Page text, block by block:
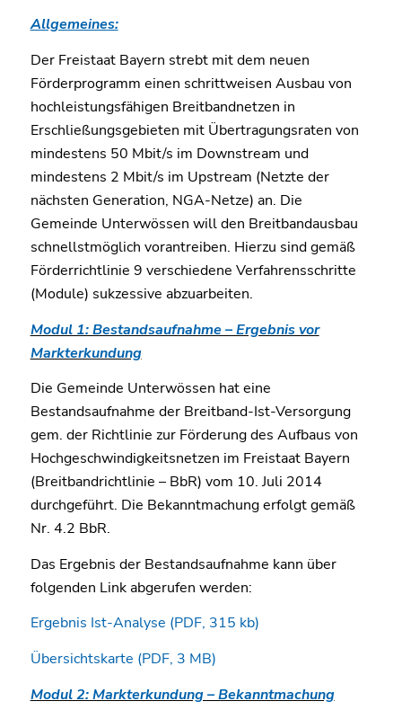
Allgemeines:
Der Freistaat Bayern strebt mit dem neuen
Förderprogramm einen schrittweisen Ausbau von
hochleistungsfähigen Breitbandnetzen in
Erschließungsgebieten mit Übertragungsraten von
mindestens 50 Mbit/s im Downstream und
mindestens 2 Mbit/s im Upstream (Netzte der
nächsten Generation, NGA-Netze) an. Die
Gemeinde Unterwössen will den Breitbandausbau
schnellstmöglich vorantreiben. Hierzu sind gemäß
Förderrichtlinie 9 verschiedene Verfahrensschritte
(Module) sukzessive abzuarbeiten.
Modul 1: Bestandsaufnahme – Ergebnis vor
Markterkundung
Die Gemeinde Unterwössen hat eine
Bestandsaufnahme der Breitband-Ist-Versorgung
gem. der Richtlinie zur Förderung des Aufbaus von
Hochgeschwindigkeitsnetzen im Freistaat Bayern
(Breitbandrichtlinie – BbR) vom 10. Juli 2014
durchgeführt. Die Bekanntmachung erfolgt gemäß
Nr. 4.2 BbR.
Das Ergebnis der Bestandsaufnahme kann über
folgenden Link abgerufen werden:
Ergebnis Ist-Analyse (PDF, 315 kb)
Übersichtskarte (PDF, 3 MB)
Modul 2: Markterkundung – Bekanntmachung